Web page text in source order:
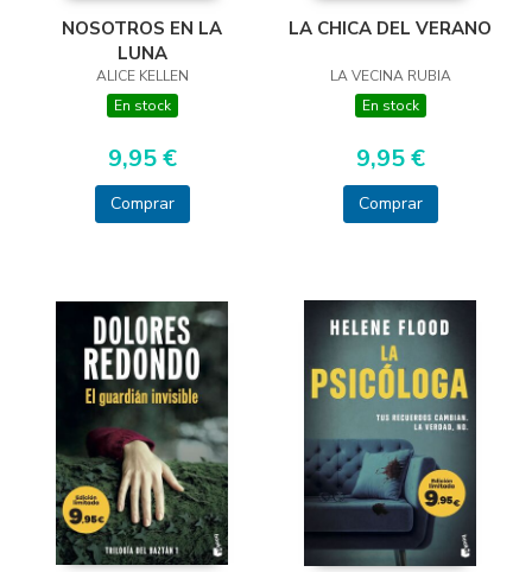
NOSOTROS EN LA
LUNA
ALICE KELLEN
En stock
9,95 €
Comprar
LA CHICA DEL VERANO
LA VECINA RUBIA
En stock
9,95 €
Comprar